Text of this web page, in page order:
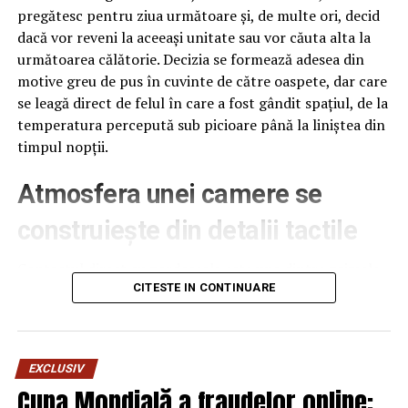
URMATORUL
EXPLOZIV/THE END/MAGISTRATII VOR PLATI PENTRU
ERORI SI ABUZURI – Comisarul de Prahova
Scenariu ȘOC pe scena politică: "Ar fi sfârşitul lui
Dragnea!" Plan incredibil de răsturnare a liderului PSD |
Capitala24
pregătesc pentru ziua următoare și, de multe ori, decid
dacă vor reveni la aceeași unitate sau vor căuta alta la
următoarea călătorie. Decizia se formează adesea din
motive greu de pus în cuvinte de către oaspete, dar care
se leagă direct de felul în care a fost gândit spațiul, de la
temperatura percepută sub picioare până la liniștea din
timpul nopții.
Atmosfera unei camere se
construiește din detalii tactile
Contactul direct cu pardoseala este una dintre primele
senzații fizice pe care le are un oaspete atunci când
pe drum, seara târziu. Textura și moliciunea potrivite,
oferite democheta hotel
care este percepută o cameră, chiar dacă restul
mobilierului rămâne identic de la o unitate la alta din
CITESTE IN CONTINUARE
EXCLUSIV